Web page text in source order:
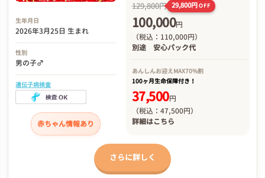
生年月日
2026年3月25日 生まれ
性別
男の子♂
遺伝子病検査
赤ちゃん情報あり
129,800円 29,800円OFF
100,000円
（税込：110,000円）
別途 安心パック代
あんしんお迎えMAX70%割
100ヶ月生命保障付き！
37,500円
（税込：47,500円）
詳細はこちら
さらに詳しく